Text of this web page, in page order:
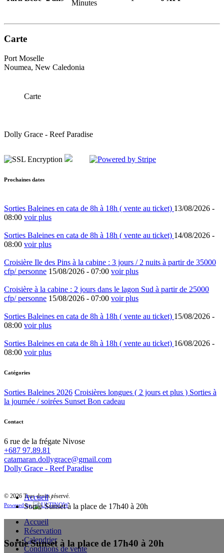
Accueil/
Sortie Sunset à la place de 17h40 à 20h
Sortie Sunset à la place de 17h40 à 20h
Minutes
Carte
Port Moselle
Noumea, New Caledonia
Carte
Dolly Grace - Reef Paradise
Prochaines dates
Sorties Baleines en cata de 8h à 18h ( vente au ticket) 13/08/2026 -
08:00 voir plus
Sorties Baleines en cata de 8h à 18h ( vente au ticket) 14/08/2026 -
08:00 voir plus
Croisière Ile des Pins à la cabine : 3 jours / 2 nuits à partir de 35000
cfp/ personne 15/08/2026 - 07:00 voir plus
Croisière à la cabine : 2 jours dans le lagon Sud à partir de 25000
cfp/ personne 15/08/2026 - 07:00 voir plus
Sorties Baleines en cata de 8h à 18h ( vente au ticket) 15/08/2026 -
08:00 voir plus
Sorties Baleines en cata de 8h à 18h ( vente au ticket) 16/08/2026 -
08:00 voir plus
Catégories
Sorties Baleines 2026 Croisières longues ( 2 jours et plus ) Sorties à
la journée / soirées Sunset Bon cadeau
Contact
6 rue de la frégate Nivose
+687 97.89.81
catamaran.dollygrace@gmail.com
Dolly Grace - Reef Paradise
© 2026 Tous droits réservé.
Powered by
Accueil
Réservation
Calendrier
Conditions de vente